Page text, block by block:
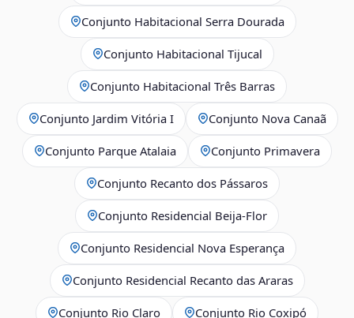
Conjunto Habitacional Serra Dourada
Conjunto Habitacional Tijucal
Conjunto Habitacional Três Barras
Conjunto Jardim Vitória I Conjunto Nova Canaã
Conjunto Parque Atalaia Conjunto Primavera
Conjunto Recanto dos Pássaros
Conjunto Residencial Beija-Flor
Conjunto Residencial Nova Esperança
Conjunto Residencial Recanto das Araras
Conjunto Rio Claro Conjunto Rio Coxipó